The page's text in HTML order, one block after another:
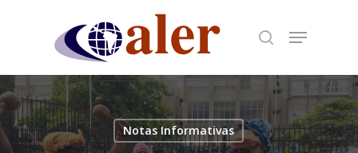
content
Notas Informativas